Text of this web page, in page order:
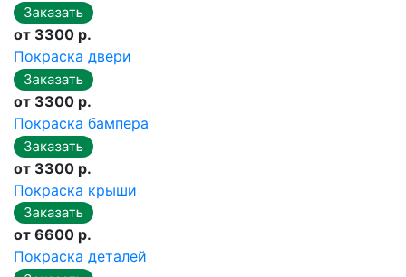
от 3300 р.
Покраска двери
от 3300 р.
Покраска бампера
от 3300 р.
Покраска крыши
от 6600 р.
Покраска деталей